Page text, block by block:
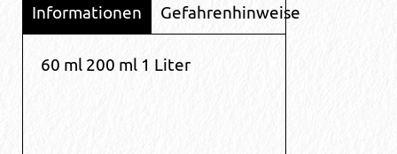
Informationen Gefahrenhinweise
60 ml 200 ml 1 Liter